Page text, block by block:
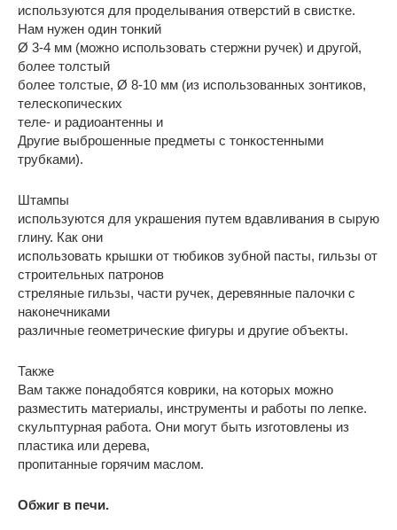
используются для проделывания отверстий в свистке.
Нам нужен один тонкий
Ø 3-4 мм (можно использовать стержни ручек) и другой,
более толстый
более толстые, Ø 8-10 мм (из использованных зонтиков,
телескопических
теле- и радиоантенны и
Другие выброшенные предметы с тонкостенными
трубками).
Штампы
используются для украшения путем вдавливания в сырую
глину. Как они
использовать крышки от тюбиков зубной пасты, гильзы от
строительных патронов
стреляные гильзы, части ручек, деревянные палочки с
наконечниками
различные геометрические фигуры и другие объекты.
Также
Вам также понадобятся коврики, на которых можно
разместить материалы, инструменты и работы по лепке.
скульптурная работа. Они могут быть изготовлены из
пластика или дерева,
пропитанные горячим маслом.
Обжиг в печи.